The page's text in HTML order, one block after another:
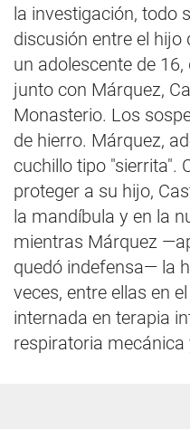
la investigación, todo
discusión entre el hijo
un adolescente de
junto con Márquez,
Monasterio. Los
de hierro. Márquez,
cuchillo tipo "sierrita".
proteger a su hijo,
la mandíbula y en la
mientras Márquez
quedó indefensa— la
veces, entre ellas en
internada en terapia
respiratoria